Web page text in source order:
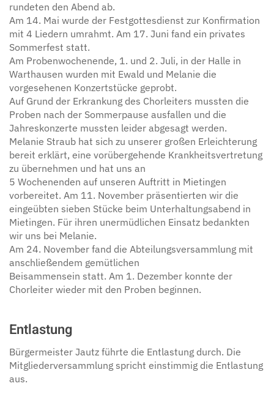
rundeten den Abend ab.
Am 14. Mai wurde der Festgottesdienst zur Konfirmation
mit 4 Liedern umrahmt. Am 17. Juni fand ein privates
Sommerfest statt.
Am Probenwochenende, 1. und 2. Juli, in der Halle in
Warthausen wurden mit Ewald und Melanie die
vorgesehenen Konzertstücke geprobt.
Auf Grund der Erkrankung des Chorleiters mussten die
Proben nach der Sommerpause ausfallen und die
Jahreskonzerte mussten leider abgesagt werden.
Melanie Straub hat sich zu unserer großen Erleichterung
bereit erklärt, eine vorübergehende Krankheitsvertretung
zu übernehmen und hat uns an
5 Wochenenden auf unseren Auftritt in Mietingen
vorbereitet. Am 11. November präsentierten wir die
eingeübten sieben Stücke beim Unterhaltungsabend in
Mietingen. Für ihren unermüdlichen Einsatz bedankten
wir uns bei Melanie.
Am 24. November fand die Abteilungsversammlung mit
anschließendem gemütlichen
Beisammensein statt. Am 1. Dezember konnte der
Chorleiter wieder mit den Proben beginnen.
Entlastung
Bürgermeister Jautz führte die Entlastung durch. Die
Mitgliederversammlung spricht einstimmig die Entlastung
aus.